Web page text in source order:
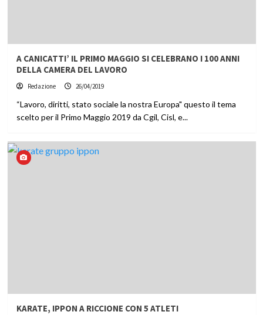
A CANICATTI’ IL PRIMO MAGGIO SI CELEBRANO I 100 ANNI
DELLA CAMERA DEL LAVORO
Redazione 26/04/2019
“Lavoro, diritti, stato sociale la nostra Europa" questo il tema
scelto per il Primo Maggio 2019 da Cgil, Cisl, e...
KARATE, IPPON A RICCIONE CON 5 ATLETI